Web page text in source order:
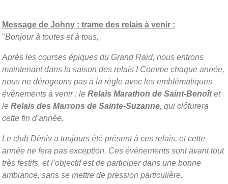
Message de Johny : trame des relais à venir :
"Bonjour à toutes et à tous,
Après les courses épiques du Grand Raid, nous entrons
maintenant dans la saison des relais ! Comme chaque année,
nous ne dérogeons pas à la règle avec les emblématiques
événements à venir : le Relais Marathon de Saint-Benoîtet
le Relais des Marrons de Sainte-Suzanne, qui clôturera
cette fin d’année.
Le club Déniv a toujours été présent à ces relais, et cette
année ne fera pas exception. Ces événements sont avant tout
très festifs, et l’objectif est de participer dans une bonne
ambiance, sans se mettre de pression particulière.